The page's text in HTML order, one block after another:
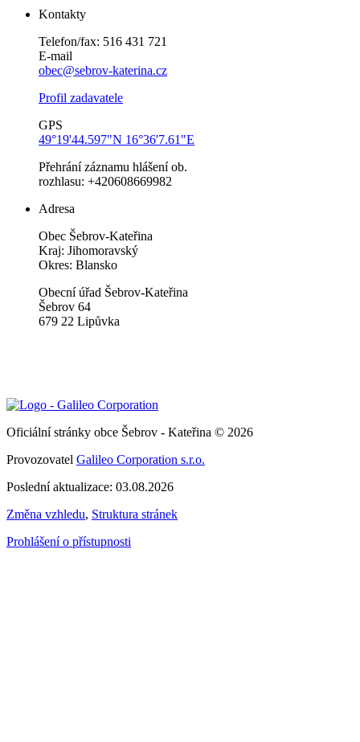
Kontakty
Telefon/fax: 516 431 721
E-mail
obec@sebrov-katerina.cz
Profil zadavatele
GPS
49°19'44.597"N 16°36'7.61"E
Přehrání záznamu hlášení ob.
rozhlasu: +420608669982
Adresa
Obec Šebrov-Kateřina
Kraj: Jihomoravský
Okres: Blansko
Obecní úřad Šebrov-Kateřina
Šebrov 64
679 22 Lipůvka
Oficiální stránky obce Šebrov - Kateřina © 2026
Provozovatel Galileo Corporation s.r.o.
Poslední aktualizace: 03.08.2026
Změna vzhledu, Struktura stránek
Prohlášení o přístupnosti